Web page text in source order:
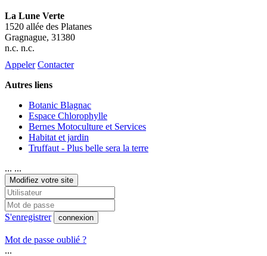
La Lune Verte
1520 allée des Platanes
Gragnague, 31380
n.c. n.c.
Appeler Contacter
Autres liens
Botanic Blagnac
Espace Chlorophylle
Bernes Motoculture et Services
Habitat et jardin
Truffaut - Plus belle sera la terre
... ...
Modifiez votre site
S'enregistrer connexion
Mot de passe oublié ?
...